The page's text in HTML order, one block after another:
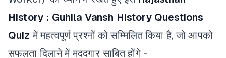
History : Guhila Vansh History Questions
Quiz में महत्वपूर्ण प्रश्नों को सम्मिलित किया है, जो आपको
सफलता दिलाने में मददगार साबित होंगे -